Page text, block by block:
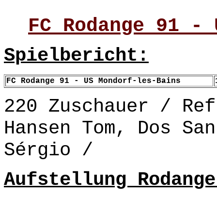
FC Rodange 91
Spielbericht:
FC Rodange 91 - US Mondorf-les-Bains
220 Zuschauer /
Hansen Tom, Dos
Sérgio /
Aufstellung